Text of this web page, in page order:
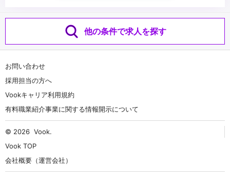
他の条件で求人を探す
お問い合わせ
採用担当の方へ
Vookキャリア利用規約
有料職業紹介事業に関する情報開示について
© 2026 Vook.
Vook TOP
会社概要（運営会社）